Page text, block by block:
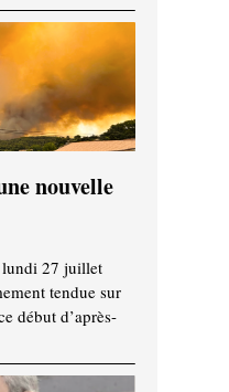
nouvelle
27 juillet
tendue sur
début d’après-